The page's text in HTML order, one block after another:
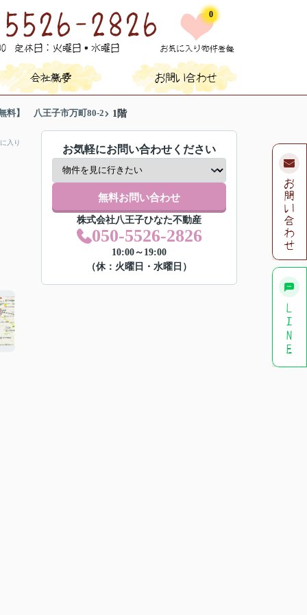
0
料】 八王子市万町80-2 1階
入り
お気軽にお問い合わせください
無料お問い合わせ
株式会社八王子ひなた不動産
050-5526-2826
10:00～19:00
（休：火曜日・水曜日）